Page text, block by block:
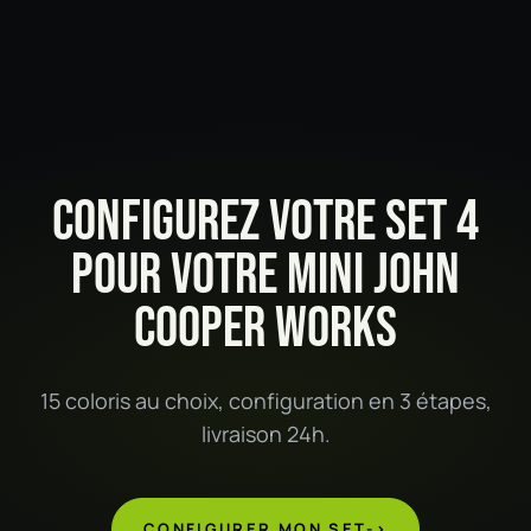
CONFIGUREZ VOTRE SET 4
POUR VOTRE MINI JOHN
COOPER WORKS
15 coloris au choix, configuration en 3 étapes,
livraison 24h.